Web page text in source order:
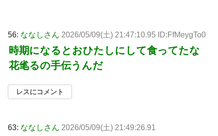
56: ななしさん 2026/05/09(土) 21:47:10.95 ID:FfMeygTo0
時期になるとおひたしにして食ってたな
花毟るの手伝うんだ
レスにコメント
63: ななしさん 2026/05/09(土) 21:49:26.91